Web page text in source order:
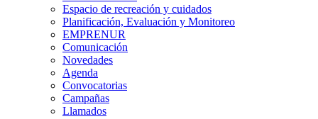
Espacio de recreación y cuidados
Planificación, Evaluación y Monitoreo
EMPRENUR
Comunicación
Novedades
Agenda
Convocatorias
Campañas
Llamados